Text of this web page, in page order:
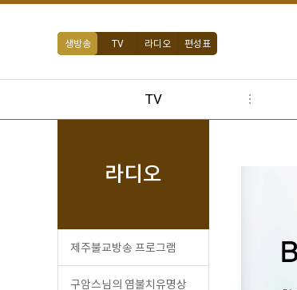
생방송 TV 라디오 편성표
TV
라디오
제주불교방송 프로그램
구암스님의 염불치유명상